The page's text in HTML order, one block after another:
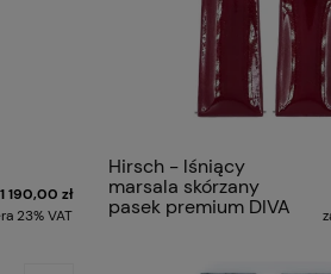
1 190,00 zł
23% VAT
Hirsch - lśniący
marsala skórzany
pasek premium DIVA